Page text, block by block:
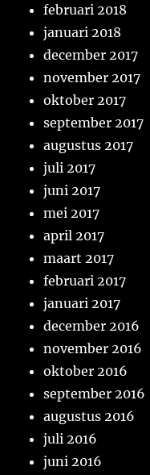
februari 2018
januari 2018
december 2017
november 2017
oktober 2017
september 2017
augustus 2017
juli 2017
juni 2017
mei 2017
april 2017
maart 2017
februari 2017
januari 2017
december 2016
november 2016
oktober 2016
september 2016
augustus 2016
juli 2016
juni 2016